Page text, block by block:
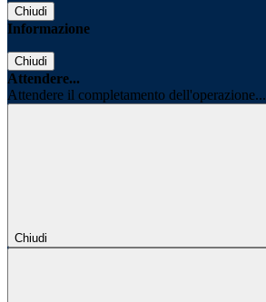
Chiudi
Informazione
Chiudi
Attendere...
Attendere il completamento dell'operazione...
Chiudi